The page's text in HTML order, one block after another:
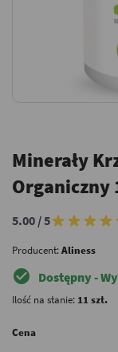
Minerały
Organiczny
5.00 / 5
Producent:Aliness
check_circle Dostępny -
Ilość na stanie: 11 szt.
Cena